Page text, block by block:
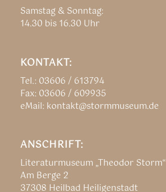
Samstag & Sonntag:
14.30 bis 16.30 Uhr
KONTAKT:
Tel.: 03606 / 613794
Fax: 03606 / 609935
eMail: kontakt@stormmuseum.de
ANSCHRIFT:
Literaturmuseum „Theodor Storm“
Am Berge 2
37308 Heilbad Heiligenstadt